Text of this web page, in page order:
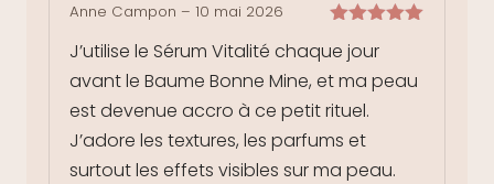
5
Anne Campon – 10 mai 2026
J’utilise le Sérum Vitalité chaque jour
avant le Baume Bonne Mine, et ma peau
est devenue accro à ce petit rituel.
J’adore les textures, les parfums et
surtout les effets visibles sur ma peau.